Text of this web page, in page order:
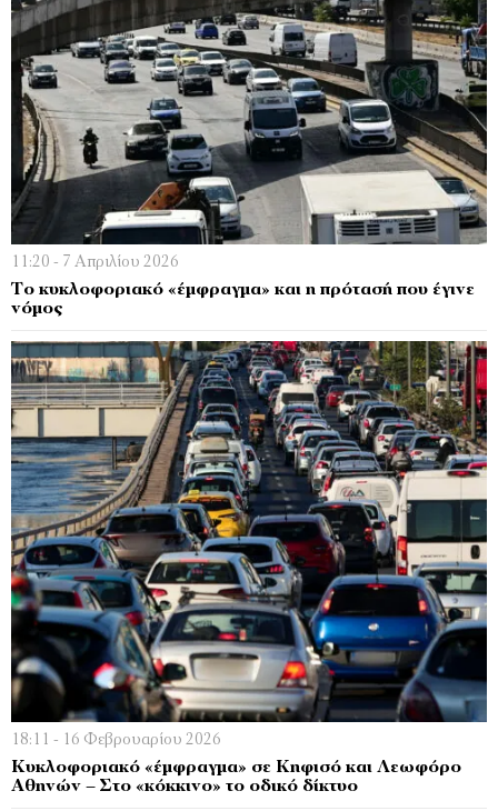
11:20 - 7 Απριλίου 2026
Το κυκλοφοριακό «έμφραγμα» και η πρότασή που έγινε
νόμος
18:11 - 16 Φεβρουαρίου 2026
Κυκλοφοριακό «έμφραγμα» σε Κηφισό και Λεωφόρο
Αθηνών – Στο «κόκκινο» το οδικό δίκτυο